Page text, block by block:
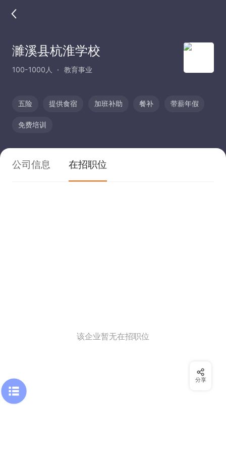
濉溪县杭淮学校
100-1000人 教育事业
五险 提供食宿 加班补助 餐补 带薪年假
免费培训
公司信息 在招职位
该企业暂无在招职位
分享